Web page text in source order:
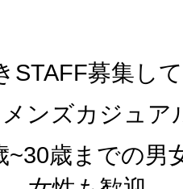
STAFF募集し
ンズカジュア
~30歳までの